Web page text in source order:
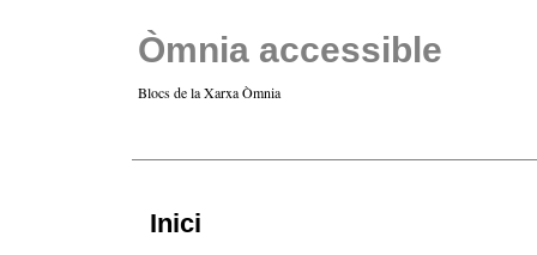
Òmnia accessible
Blocs de la Xarxa Òmnia
Inici